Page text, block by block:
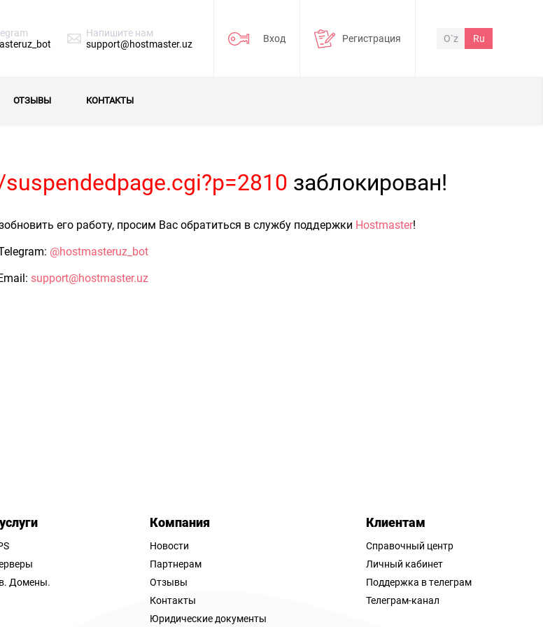
Напишите нам
support@hostmaster.uz
Вход Регистрация O`z Ru
ОТЗЫВЫ КОНТАКТЫ
заблокирован!
его работу, просим Вас обратиться в службу поддержки Hostmaster!
@hostmasteruz_bot
support@hostmaster.uz
Домены.
Компания
Новости
Партнерам
Отзывы
Контакты
Юридические документы
Клиентам
Справочный центр
Личный кабинет
Поддержка в телеграм
Телеграм-канал